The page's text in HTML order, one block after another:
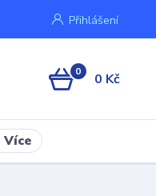
Přihlášení
0 0 Kč
Více